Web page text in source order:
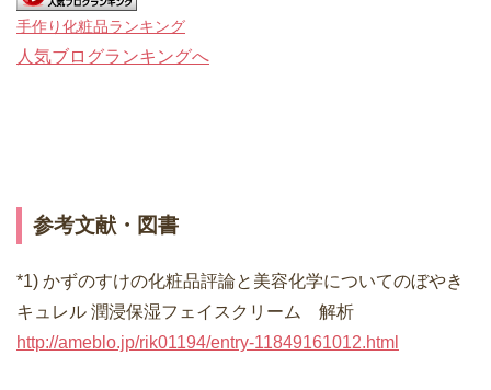
手作り化粧品ランキング
人気ブログランキングへ
参考文献・図書
*1) かずのすけの化粧品評論と美容化学についてのぼやき
キュレル 潤浸保湿フェイスクリーム 解析
http://ameblo.jp/rik01194/entry-11849161012.html